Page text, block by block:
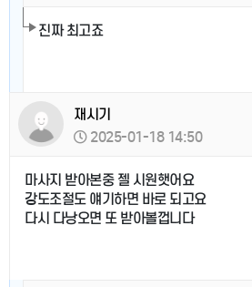
진짜 최고죠
재시기
2025-01-18 14:50
마사지 받아본중 젤 시원햇어요
강도조절도 얘기하면 바로 되고요
다시 다낭오면 또 받아볼껍니다